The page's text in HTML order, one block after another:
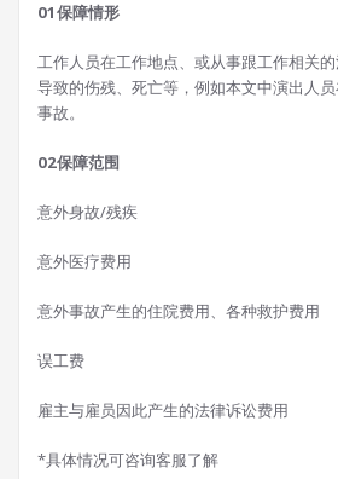
01保障情形
工作人员在工作地点、或从事跟工作相关
导致的伤残、死亡等，例如本文中演出人
事故。
02保障范围
意外身故/残疾
意外医疗费用
意外事故产生的住院费用、各种救护费用
误工费
雇主与雇员因此产生的法律诉讼费用
*具体情况可咨询客服了解